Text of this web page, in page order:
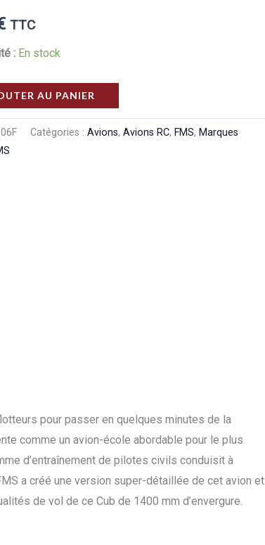
TTC
: En stock
AU PANIER
Catégories :Avions,Avions RC, FMS, Marques
pour passer en quelques minutes de la
comme un avion-école abordable pour le plus
d’entraînement de pilotes civils conduisit à
a créé une version super-détaillée de cet avion et
de vol de ce Cub de 1400 mm d’envergure.